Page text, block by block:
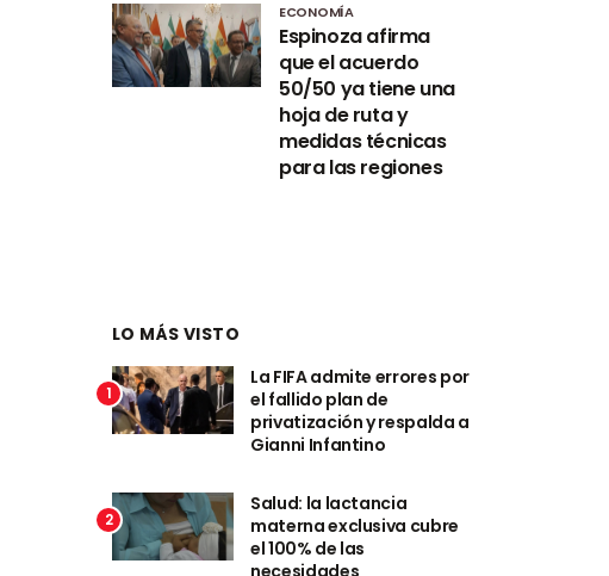
ECONOMÍA
Espinoza afirma
que el acuerdo
50/50 ya tiene una
hoja de ruta y
medidas técnicas
para las regiones
LO MÁS VISTO
1
La FIFA admite errores por
el fallido plan de
privatización y respalda a
Gianni Infantino
2
Salud: la lactancia
materna exclusiva cubre
el 100% de las
necesidades